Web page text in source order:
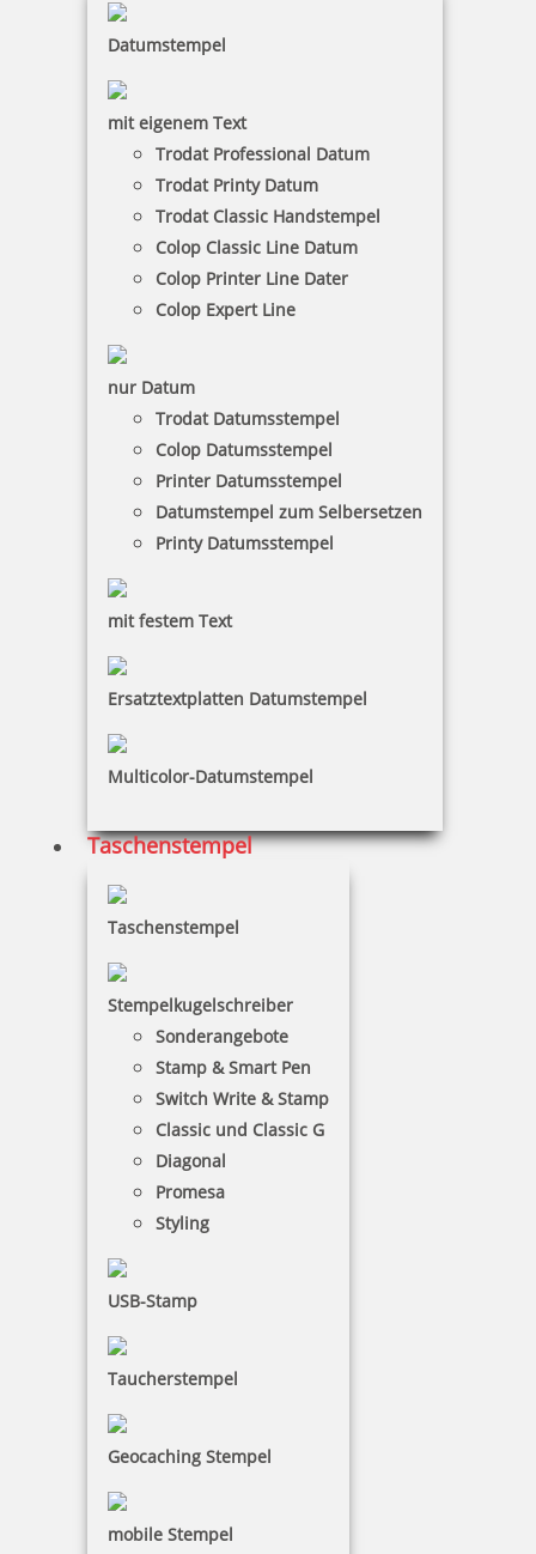
Datumstempel
mit eigenem Text
Trodat Professional Datum
Trodat Printy Datum
Trodat Classic Handstempel
Colop Classic Line Datum
Colop Printer Line Dater
Colop Expert Line
nur Datum
Trodat Datumsstempel
Colop Datumsstempel
Printer Datumsstempel
Datumstempel zum Selbersetzen
Printy Datumsstempel
mit festem Text
Ersatztextplatten Datumstempel
Multicolor-Datumstempel
Taschenstempel
Taschenstempel
Stempelkugelschreiber
Sonderangebote
Stamp & Smart Pen
Switch Write & Stamp
Classic und Classic G
Diagonal
Promesa
Styling
USB-Stamp
Taucherstempel
Geocaching Stempel
mobile Stempel
Colop Datumsstempel 18000 Schrifthöhe 18 mm
51,39 €
Colop Datumsstempel 09000 Schrifthöhe 9 mm
Colop Datumsstempel 07000 Schrifthöhe 7 mm